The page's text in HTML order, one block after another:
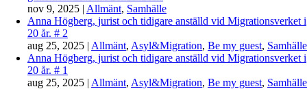
nov 9, 2025 | Allmänt, Samhälle
Anna Högberg, jurist och tidigare anställd vid Migrationsverket i
20 år. # 2
aug 25, 2025 | Allmänt, Asyl&Migration, Be my guest, Samhälle
Anna Högberg, jurist och tidigare anställd vid Migrationsverket i
20 år. # 1
aug 25, 2025 | Allmänt, Asyl&Migration, Be my guest, Samhälle